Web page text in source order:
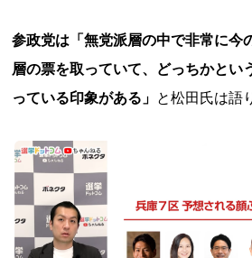
参政党は「無党派層の中で非常に今
層の票を取っていて、どっちかとい
っている印象がある」 と松田氏は語